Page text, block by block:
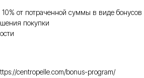
от потраченной суммы в виде бонусов
покупки
centropelle.com/bonus-program/